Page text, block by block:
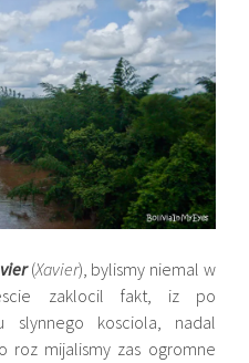
(Xavier), bylismy niemal w
zaklocil fakt, iz po
slynnego kosciola, nadal
roz mijalismy zas ogromne